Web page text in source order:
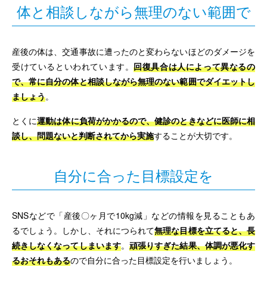
体と相談しながら無理のない範囲で
産後の体は、交通事故に遭ったのと変わらないほどのダメージを
受けているといわれています。回復具合は人によって異なるの
で、常に自分の体と相談しながら無理のない範囲でダイエットし
ましょう。
とくに運動は体に負荷がかかるので、健診のときなどに医師に相
談し、問題ないと判断されてから実施することが大切です。
自分に合った目標設定を
SNSなどで「産後〇ヶ月で10kg減」などの情報を見ることもあ
るでしょう。しかし、それにつられて無理な目標を立てると、長
続きしなくなってしまいます。頑張りすぎた結果、体調が悪化す
るおそれもあるので自分に合った目標設定を行いましょう。